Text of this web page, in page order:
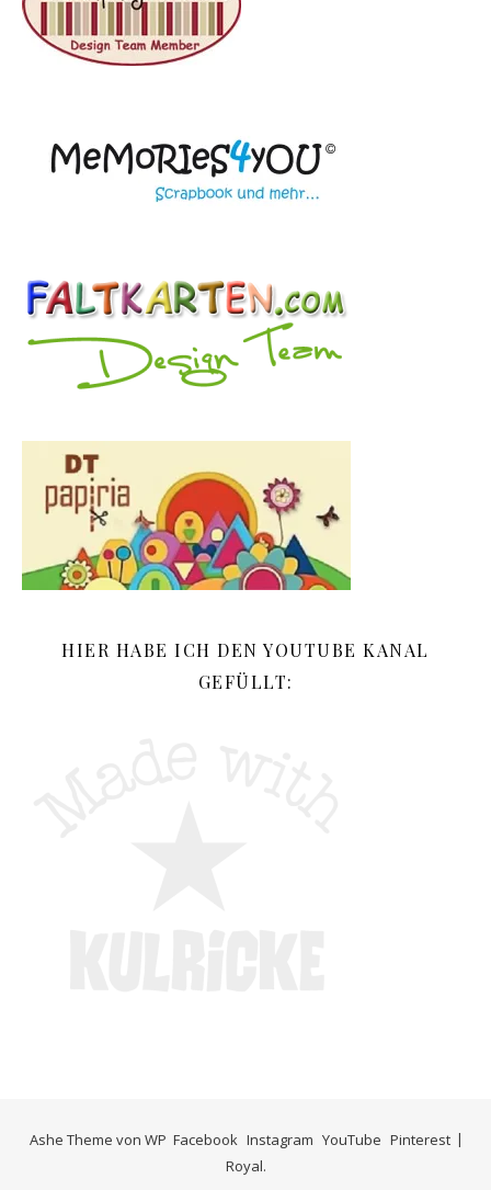
HIER HABE ICH DEN YOUTUBE KANAL
GEFÜLLT:
Facebook Instagram YouTube Pinterest
Ashe Theme von WP
Royal.